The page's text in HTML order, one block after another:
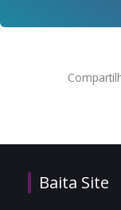
Baita Site